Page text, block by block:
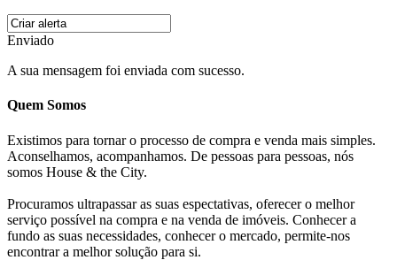
Enviado
A sua mensagem foi enviada com sucesso.
Quem Somos
Existimos para tornar o processo de compra e venda mais simples.
Aconselhamos, acompanhamos. De pessoas para pessoas, nós
somos House & the City.
Procuramos ultrapassar as suas espectativas, oferecer o melhor
serviço possível na compra e na venda de imóveis. Conhecer a
fundo as suas necessidades, conhecer o mercado, permite-nos
encontrar a melhor solução para si.